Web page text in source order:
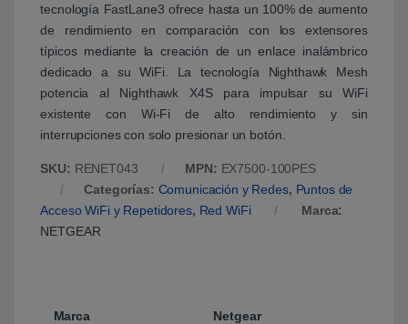
tecnología FastLane3 ofrece hasta un 100% de aumento
de rendimiento en comparación con los extensores
típicos mediante la creación de un enlace inalámbrico
dedicado a su WiFi. La tecnología Nighthawk Mesh
potencia al Nighthawk X4S para impulsar su WiFi
existente con Wi-Fi de alto rendimiento y sin
interrupciones con solo presionar un botón.
SKU: RENET043 MPN: EX7500-100PES
Categorías: Comunicación y Redes, Puntos de
Acceso WiFi y Repetidores, Red WiFi
Marca:
NETGEAR
Marca Netgear